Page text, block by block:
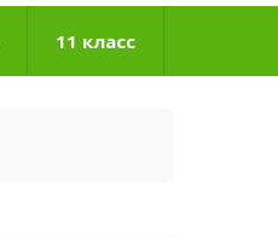
11 класс